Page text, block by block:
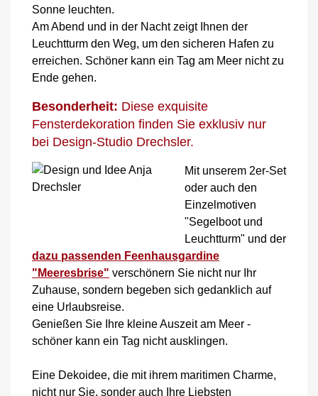
Sonne leuchten.
Am Abend und in der Nacht zeigt Ihnen der
Leuchtturm den Weg, um den sicheren Hafen zu
erreichen. Schöner kann ein Tag am Meer nicht zu
Ende gehen.
Besonderheit: Diese exquisite
Fensterdekoration finden Sie exklusiv nur
bei Design-Studio Drechsler.
Mit unserem 2er-Set
oder auch den
Einzelmotiven
"Segelboot und
Leuchtturm" und der
dazu passenden Feenhausgardine
"Meeresbrise" verschönern Sie nicht nur Ihr
Zuhause, sondern begeben sich gedanklich auf
eine Urlaubsreise.
Genießen Sie Ihre kleine Auszeit am Meer -
schöner kann ein Tag nicht ausklingen.
Eine Dekoidee, die mit ihrem maritimen Charme,
nicht nur Sie, sonder auch Ihre Liebsten